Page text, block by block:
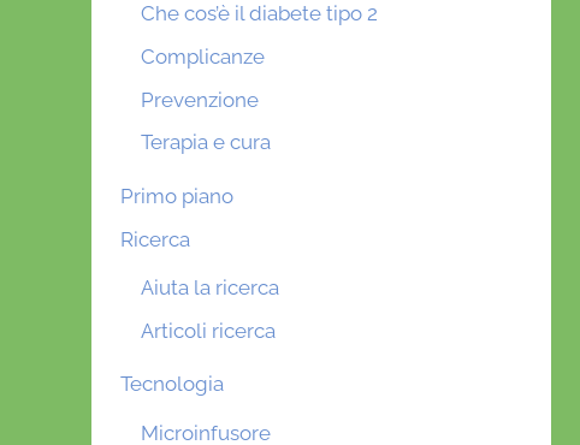
Che cos’è il diabete tipo 2
Complicanze
Prevenzione
Terapia e cura
Primo piano
Ricerca
Aiuta la ricerca
Articoli ricerca
Tecnologia
Microinfusore